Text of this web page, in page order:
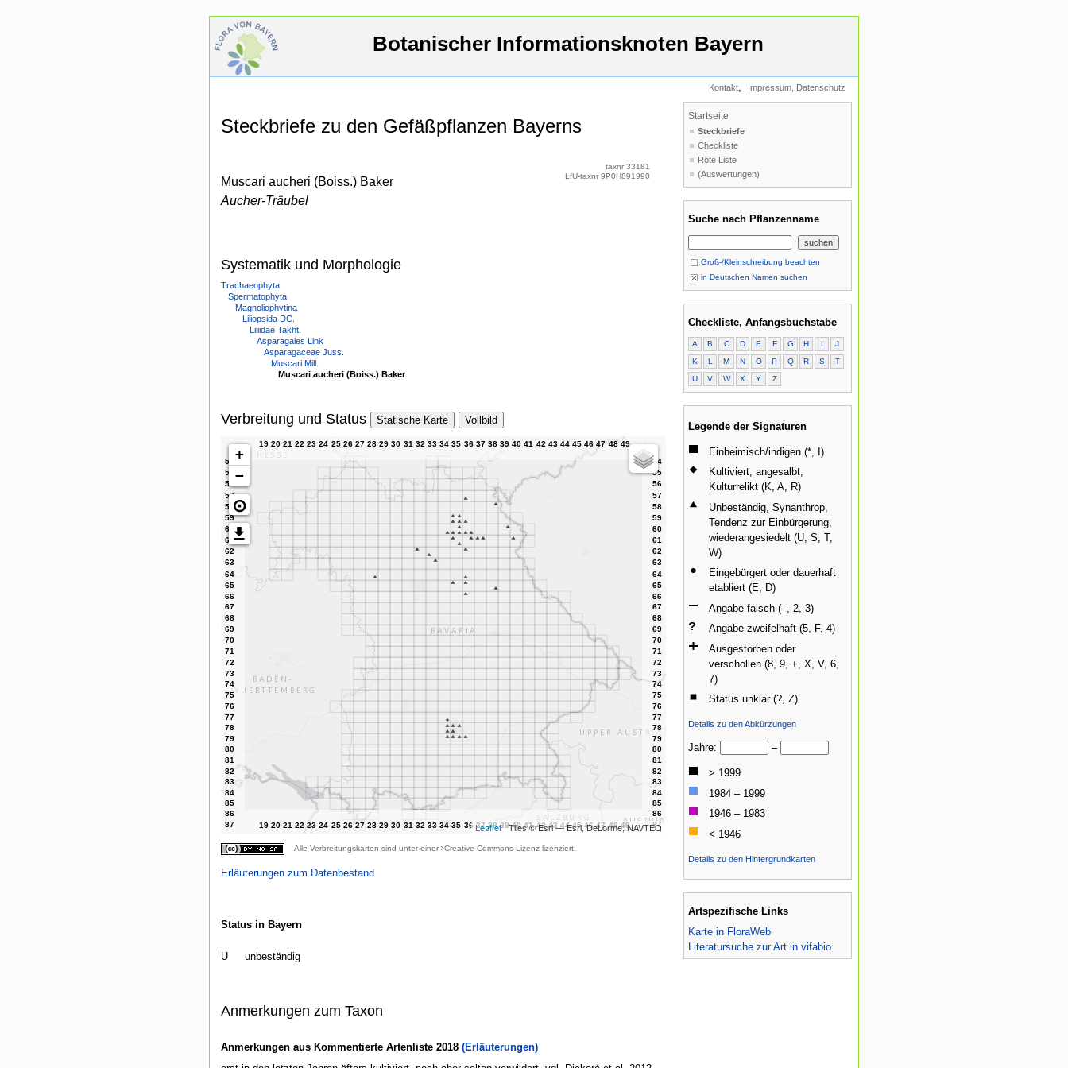
Botanischer Informationsknoten Bayern
Kontakt, Impressum, Datenschutz
Steckbriefe zu den Gefäßpflanzen Bayerns
Muscari aucheri (Boiss.) Baker
Aucher-Träubel
taxnr 33181
LfU-taxnr 9P0H891990
Systematik und Morphologie
Trachaeophyta
Spermatophyta
Magnoliophytina
Liliopsida DC.
Liliidae Takht.
Asparagales Link
Asparagaceae Juss.
Muscari Mill.
Muscari aucheri (Boiss.) Baker
Verbreitung und Status Statische Karte Vollbild
+
−
⊙
Leaflet| Tiles © Esri — Esri, DeLorme, NAVTEQ
Alle Verbreitungskarten sind unter einer Creative Commons-Lizenz lizenziert!
Erläuterungen zum Datenbestand
Status in Bayern
U unbeständig
Anmerkungen zum Taxon
Anmerkungen aus Kommentierte Artenliste 2018 (Erläuterungen)
Startseite
Steckbriefe
Checkliste
Rote Liste
(Auswertungen)
Suche nach Pflanzenname
Groß-/Kleinschreibung beachten
in Deutschen Namen suchen
Checkliste, Anfangsbuchstabe
A B C D E F G H I
J
K
L M N O P Q R S
T
U
V W X Y Z
Legende der Signaturen
Einheimisch/indigen (*, I)
Kultiviert, angesalbt,
Kulturrelikt (K, A, R)
Unbeständig, Synanthrop,
Tendenz zur Einbürgerung,
wiederangesiedelt (U, S, T,
W)
Eingebürgert oder dauerhaft
etabliert (E, D)
Angabe falsch (–, 2, 3)
Angabe zweifelhaft (5, F, 4)
Ausgestorben oder
verschollen (8, 9, +, X, V, 6,
7)
Status unklar (?, Z)
Details zu den Abkürzungen
Jahre: –
> 1999
1984 – 1999
1946 – 1983
< 1946
Details zu den Hintergrundkarten
Artspezifische Links
Karte in FloraWeb
Literatursuche zur Art in vifabio